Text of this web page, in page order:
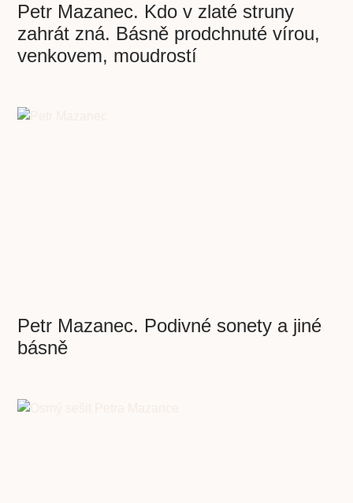
Petr Mazanec. Kdo v zlaté struny
zahrát zná. Básně prodchnuté vírou,
venkovem, moudrostí
Petr Mazanec. Podivné sonety a jiné
básně